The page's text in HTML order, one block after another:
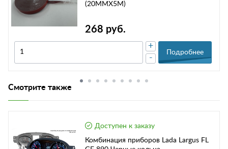
(20ММХ5М)
268 руб.
-
+
Подробнее
Смотрите также
Доступен к заказу
Комбинация приборов Lada Largus FL